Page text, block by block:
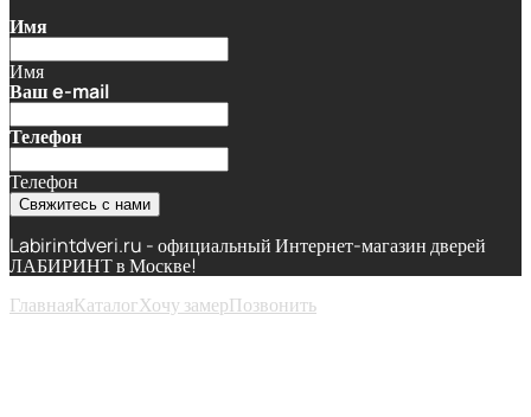
Имя
Имя
Ваш e-mail
Телефон
Телефон
Свяжитесь с нами
Labirintdveri.ru - официальный Интернет-магазин дверей
ЛАБИРИНТ в Москве!
ГлавнаяКаталогХочу замерПозвонить